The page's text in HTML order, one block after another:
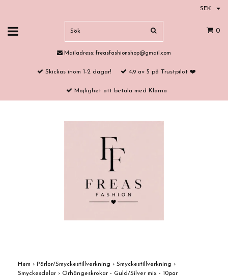
SEK
0
Mailadress: freasfashionshop@gmail.com
Skickas inom 1-2 dagar! 4,9 av 5 på Trustpilot ❤️
Möjlighet att betala med Klarna
Hem › Pärlor/Smyckestillverkning › Smyckestillverkning ›
Smyckesdelar › Örhängeskrokar - Guld/Silver mix - 10par